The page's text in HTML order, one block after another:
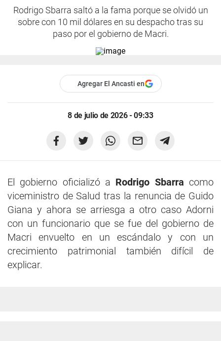
Rodrigo Sbarra saltó a la fama porque se olvidó un
sobre con 10 mil dólares en su despacho tras su
paso por el gobierno de Macri.
Agregar El Ancasti en
8 de julio de 2026 - 09:33
El gobierno oficializó a Rodrigo Sbarra como
viceministro de Salud tras la renuncia de Guido
Giana y ahora se arriesga a otro caso Adorni
con un funcionario que se fue del gobierno de
Macri envuelto en un escándalo y con un
crecimiento patrimonial también difícil de
explicar.